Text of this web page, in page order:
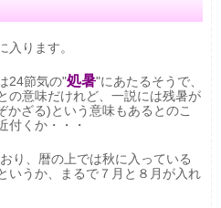
入ります。
24節気の"処暑"にあたるそうで、
の意味だけれど、一説には残暑が
かざる)という意味もあるとのこ
くか・・・
り、暦の上では秋に入っている
いうか、まるで７月と８月が入れ